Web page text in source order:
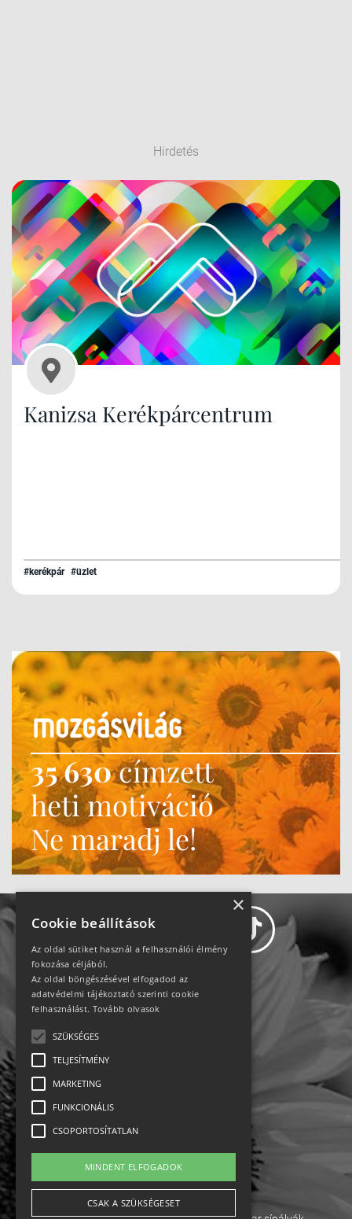
Hirdetés
Kanizsa Kerékpárcentrum
#kerékpár #üzlet
35 630címzett
heti motiváció
Ne maradj le!
Adatvédelem
Impresszum-kapcsolat
English
×
Cookie beállítások
Az oldal sütiket használ a felhasználói élmény
fokozása céljából.
Az oldal böngészésével elfogadod az
adatvédelmi tájékoztató szerinti cookie
felhasználást. Tovább olvasok
SZÜKSÉGES
TELJESÍTMÉNY
MARKETING
FUNKCIONÁLIS
CSOPORTOSÍTATLAN
MINDENT ELFOGADOK
CSAK A SZÜKSÉGESET